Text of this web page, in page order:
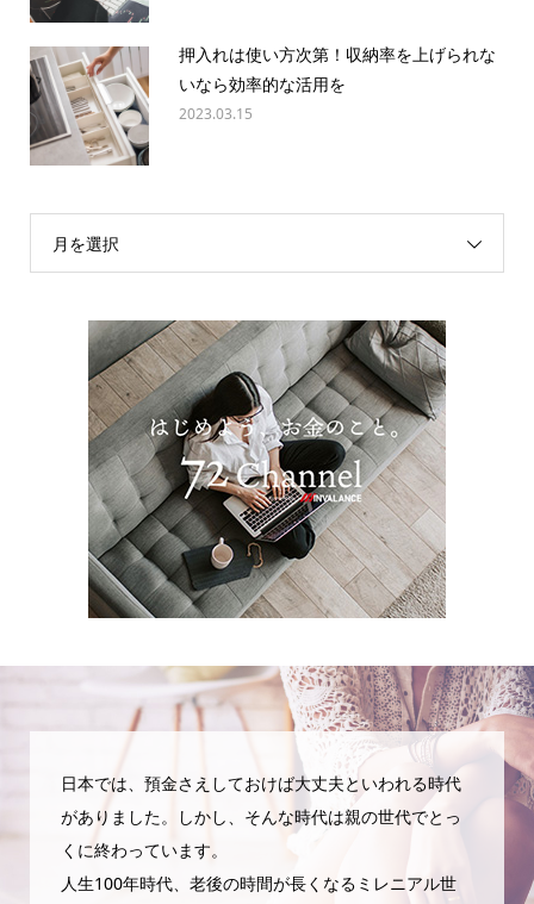
押入れは使い方次第！収納率を上げられな
いなら効率的な活用を
2023.03.15
月を選択
日本では、預金さえしておけば大丈夫といわれる時代
がありました。しかし、そんな時代は親の世代でとっ
くに終わっています。
人生100年時代、老後の時間が長くなるミレニアル世